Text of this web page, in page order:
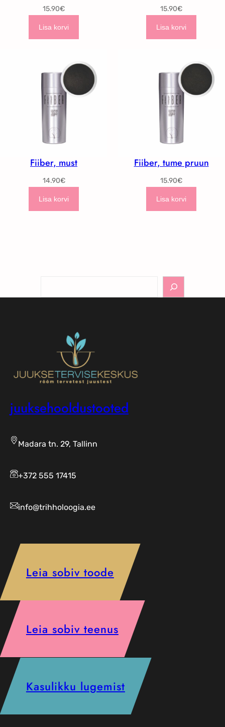
15.90€
Lisa korvi
15.90€
Lisa korvi
Fiiber, must
14.90€
Lisa korvi
Fiiber, tume pruun
15.90€
Lisa korvi
juuksehooldustooted
Madara tn. 29, Tallinn
+372 555 17415
info@trihholoogia.ee
Leia sobiv toode
Leia sobiv teenus
Kasulikku lugemist